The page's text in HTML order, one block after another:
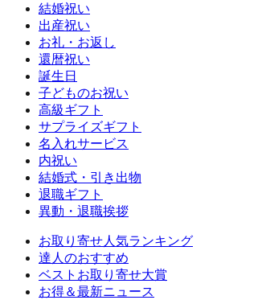
結婚祝い
出産祝い
お礼・お返し
還暦祝い
誕生日
子どものお祝い
高級ギフト
サプライズギフト
名入れサービス
内祝い
結婚式・引き出物
退職ギフト
異動・退職挨拶
お取り寄せ人気ランキング
達人のおすすめ
ベストお取り寄せ大賞
お得＆最新ニュース